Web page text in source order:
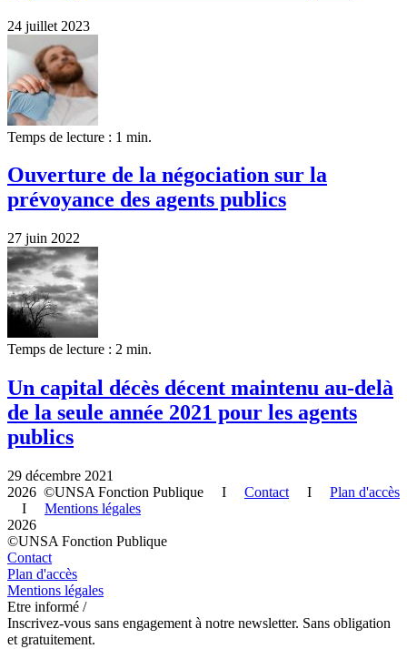
24 juillet 2023
Temps de lecture : 1 min.
Ouverture de la négociation sur la
prévoyance des agents publics
27 juin 2022
Temps de lecture : 2 min.
Un capital décès décent maintenu au-delà
de la seule année 2021 pour les agents
publics
29 décembre 2021
2026 ©UNSA Fonction Publique I Contact I Plan d'accès
I Mentions légales
2026
©UNSA Fonction Publique
Contact
Plan d'accès
Mentions légales
Etre informé /
Inscrivez-vous sans engagement à notre newsletter. Sans obligation
et gratuitement.